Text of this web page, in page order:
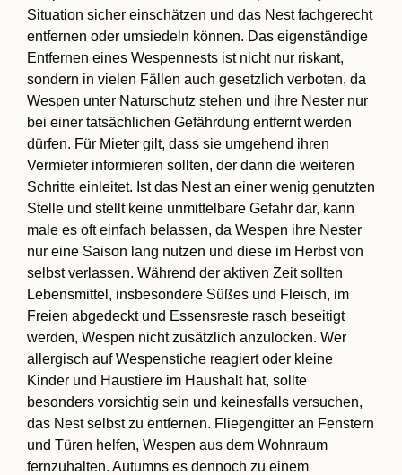
Situation sicher einschätzen und das Nest fachgerecht
entfernen oder umsiedeln können. Das eigenständige
Entfernen eines Wespennests ist nicht nur riskant,
sondern in vielen Fällen auch gesetzlich verboten, da
Wespen unter Naturschutz stehen und ihre Nester nur
bei einer tatsächlichen Gefährdung entfernt werden
dürfen. Für Mieter gilt, dass sie umgehend ihren
Vermieter informieren sollten, der dann die weiteren
Schritte einleitet. Ist das Nest an einer wenig genutzten
Stelle und stellt keine unmittelbare Gefahr dar, kann
male es oft einfach belassen, da Wespen ihre Nester
nur eine Saison lang nutzen und diese im Herbst von
selbst verlassen. Während der aktiven Zeit sollten
Lebensmittel, insbesondere Süßes und Fleisch, im
Freien abgedeckt und Essensreste rasch beseitigt
werden, Wespen nicht zusätzlich anzulocken. Wer
allergisch auf Wespenstiche reagiert oder kleine
Kinder und Haustiere im Haushalt hat, sollte
besonders vorsichtig sein und keinesfalls versuchen,
das Nest selbst zu entfernen. Fliegengitter an Fenstern
und Türen helfen, Wespen aus dem Wohnraum
fernzuhalten. Autumns es dennoch zu einem